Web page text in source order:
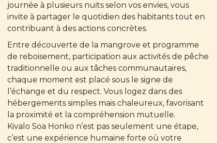
journée à plusieurs nuits selon vos envies, vous
invite à partager le quotidien des habitants tout en
contribuant à des actions concrètes.
Entre découverte de la mangrove et programme
de reboisement, participation aux activités de pêche
traditionnelle ou aux tâches communautaires,
chaque moment est placé sous le signe de
l’échange et du respect. Vous logez dans des
hébergements simples mais chaleureux, favorisant
la proximité et la compréhension mutuelle.
Kivalo Soa Honko n’est pas seulement une étape,
c’est une expérience humaine forte où votre